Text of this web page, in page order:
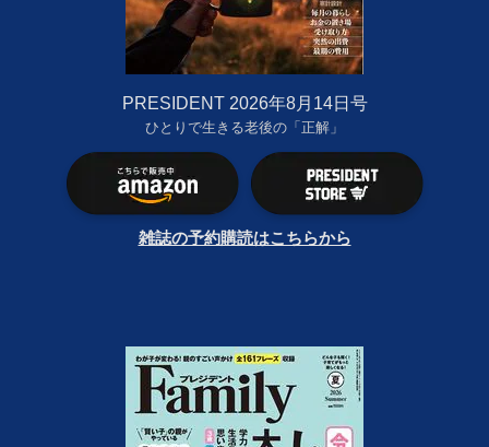
PRESIDENT 2026年8月14日号
ひとりで生きる老後の「正解」
雑誌の予約購読はこちらから